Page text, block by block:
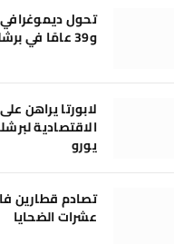
و39 عامًا في برشلونة ومدريد وُلدوا خارج إسبانيا
لابورتا يراهن
يورو
تصادم قطارين
عشرات الضحايا